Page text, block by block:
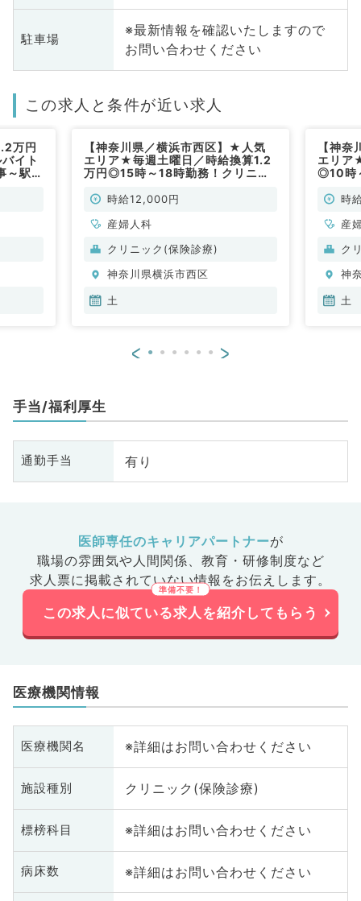
駐車場
※最新情報を確認いたしますので
お問い合わせください
この求人と条件が近い求人
万円
イト
～駅チ
【神奈川県／横浜市西区】★人気
エリア★毎週土曜日／時給換算1.2
万円◎15時～18時勤務！クリニッ
トータル医療を行うクリニック～
時給12,000円
産婦人科
クリニック(保険診療)
神奈川県横浜市西区
土
【神
エリア
◎10時
タル時
産
ク
神
土
< >
手当/福利厚生
通勤手当 有り
医師専任のキャリアパートナーが
職場の雰囲気や人間関係、 教育・研修制度など
求人票に掲載されていない情報をお伝えします。
この求人に似ている求人を紹介してもらう
医療機関情報
医療機関名 ※詳細はお問い合わせください
施設種別 クリニック(保険診療)
標榜科目 ※詳細はお問い合わせください
病床数 ※詳細はお問い合わせください